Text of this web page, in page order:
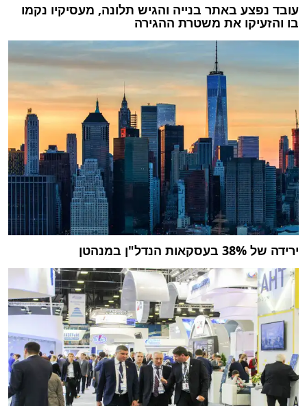
עובד נפצע באתר בנייה והגיש תלונה, מעסיקיו נקמו
בו והזעיקו את משטרת ההגירה
ירידה של 38% בעסקאות הנדל"ן במנהטן